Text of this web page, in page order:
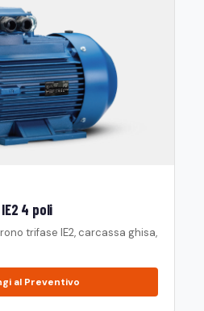
IE2 4 poli
trifase IE2, carcassa ghisa,
al Preventivo